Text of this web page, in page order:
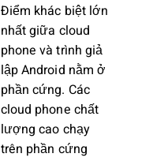
Điểm khác biệt lớn
nhất giữa cloud
phone và trình giả
lập Android nằm ở
phần cứng. Các
cloud phone chất
lượng cao chạy
trên phần cứng